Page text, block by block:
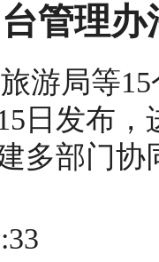
管理
游局等
日发布
多部门